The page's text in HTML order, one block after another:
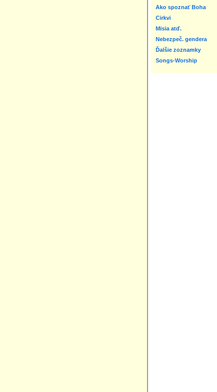
Ako spoznať Boha
Cirkvi
Misia atď.
Nebezpeč. gendera
Ďalšie zoznamky
Songs-Worship